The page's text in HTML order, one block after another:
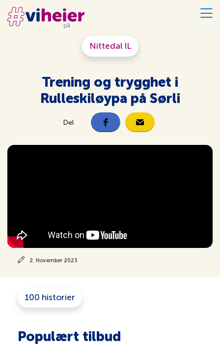
Nittedal IL
Trening og trygghet i
Rulleskiløypa på Sørli
Del
2. November 2023
100 historier
Populært tilbud